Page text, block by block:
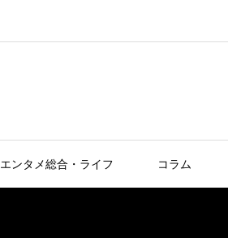
エンタメ総合・ライフ コラム